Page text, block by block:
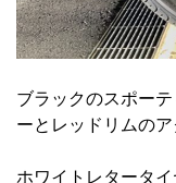
ブラックのスポー
ーとレッドリムのア
ホワイトレタータ